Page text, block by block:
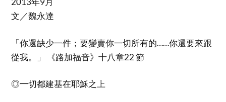
文／魏永達
「你還缺少一件；要變賣你一切所有的……你還要來跟
從我。」 《路加福音》十八章22 節
◎一切都建基在耶穌之上